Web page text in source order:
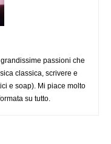
passioni che
classica, scrivere e
e soap). Mi piace molto
su tutto.